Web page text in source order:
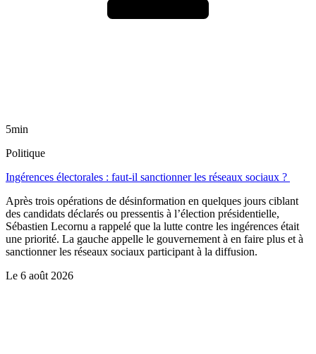
5min
Politique
Ingérences électorales : faut-il sanctionner les réseaux sociaux ?
Après trois opérations de désinformation en quelques jours ciblant
des candidats déclarés ou pressentis à l’élection présidentielle,
Sébastien Lecornu a rappelé que la lutte contre les ingérences était
une priorité. La gauche appelle le gouvernement à en faire plus et à
sanctionner les réseaux sociaux participant à la diffusion.
Le 6 août 2026